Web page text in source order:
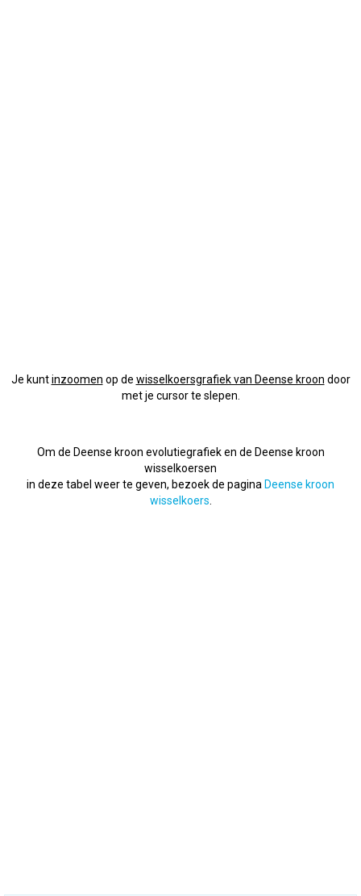
Je kuntinzoomen op de wisselkoersgrafiek van Deense kroon door
met je cursor te slepen.
Om de Deense kroon evolutiegrafiek en de Deense kroon
wisselkoersen
in deze tabel weer te geven, bezoek de pagina Deense kroon
wisselkoers